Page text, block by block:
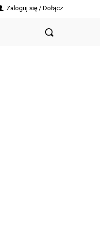
Zaloguj się / Dołącz